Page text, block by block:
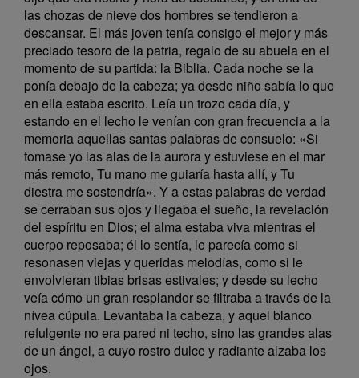
las chozas de nieve dos hombres se tendieron a
descansar. El más joven tenía consigo el mejor y más
preciado tesoro de la patria, regalo de su abuela en el
momento de su partida: la Biblia. Cada noche se la
ponía debajo de la cabeza; ya desde niño sabía lo que
en ella estaba escrito. Leía un trozo cada día, y
estando en el lecho le venían con gran frecuencia a la
memoria aquellas santas palabras de consuelo: «Si
tomase yo las alas de la aurora y estuviese en el mar
más remoto, Tu mano me guiaría hasta allí, y Tu
diestra me sostendría». Y a estas palabras de verdad
se cerraban sus ojos y llegaba el sueño, la revelación
del espíritu en Dios; el alma estaba viva mientras el
cuerpo reposaba; él lo sentía, le parecía como si
resonasen viejas y queridas melodías, como si le
envolvieran tibias brisas estivales; y desde su lecho
veía cómo un gran resplandor se filtraba a través de la
nívea cúpula. Levantaba la cabeza, y aquel blanco
refulgente no era pared ni techo, sino las grandes alas
de un ángel, a cuyo rostro dulce y radiante alzaba los
ojos.